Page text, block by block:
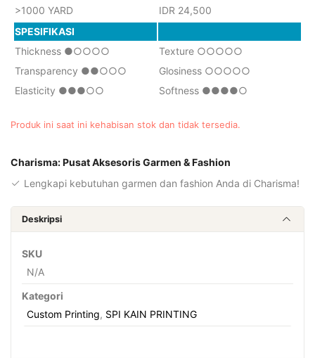
>1000 YARD
IDR 24,500
SPESIFIKASI
Thickness ●○○○○ Texture ○○○○○
Transparency ●●○○○ Glosiness ○○○○○
Elasticity ●●●○○ Softness ●●●●○
Produk ini saat ini kehabisan stok dan tidak tersedia.
Charisma: Pusat Aksesoris Garmen & Fashion
Lengkapi kebutuhan garmen dan fashion Anda di Charisma!
Deskripsi
SKU
N/A
Kategori
Custom Printing, SPI KAIN PRINTING